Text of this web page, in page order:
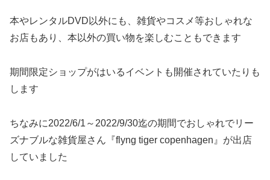
本やレンタルDVD以外にも、雑貨やコスメ等おしゃれな
お店もあり、本以外の買い物を楽しむこともできます
期間限定ショップがはいるイベントも開催されていたりも
します
ちなみに2022/6/1～2022/9/30迄の期間でおしゃれでリー
ズナブルな雑貨屋さん『flyng tiger copenhagen』が出店
していました